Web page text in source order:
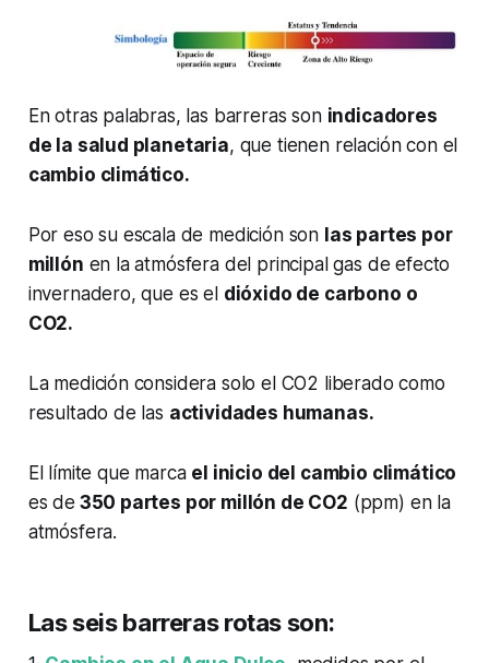
En otras palabras, las barreras son indicadores
de la salud planetaria, que tienen relación con el
cambio climático.
Por eso su escala de medición son las partes por
millón en la atmósfera del principal gas de efecto
invernadero, que es el dióxido de carbono o
CO2.
La medición considera solo el CO2 liberado como
resultado de las actividades humanas.
El límite que marca el inicio del cambio climático
es de 350 partes por millón de CO2 (ppm) en la
atmósfera.
Las seis barreras rotas son: